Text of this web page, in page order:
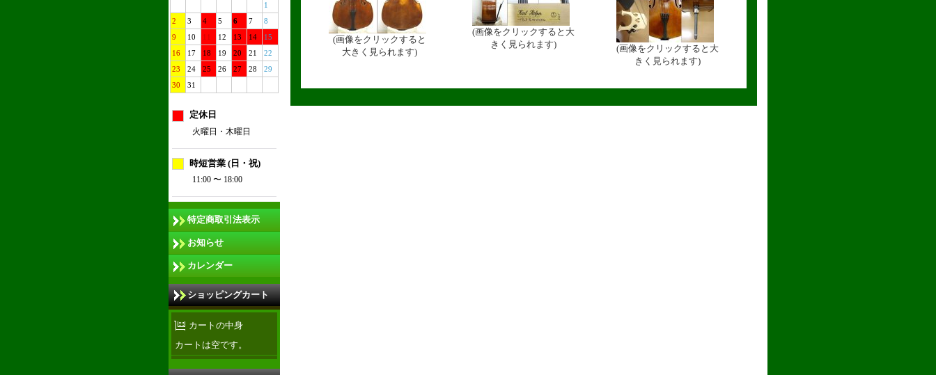
1
2
3 4 5 6 7
8
9
10 11 12 13 14
15
16
17 18 19 20 21
22
23
24 25 26 27 28
29
30
31
定休日
火曜日・木曜日
時短営業 (日・祝)
11:00 〜 18:00
特定商取引法表示
お知らせ
カレンダー
ショッピングカート
カートの中身
カートは空です。
(画像をクリックすると
大きく見られます)
(画像をクリックすると大
きく見られます)
(画像をクリックすると大
きく見られます)